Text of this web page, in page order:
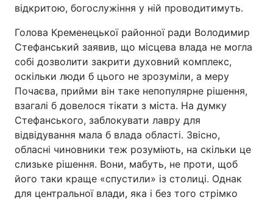
відкритою, богослужіння у ній проводитимуть.
Голова Кременецької районної ради Володимир
Стефанський заявив, що місцева влада не могла
собі дозволити закрити духовний комплекс,
оскільки люди б цього не зрозуміли, а меру
Почаєва, прийми він таке непопулярне рішення,
взагалі б довелося тікати з міста. На думку
Стефанського, заблокувати лавру для
відвідування мала б влада області. Звісно,
обласні чиновники теж розуміють, на скільки це
слизьке рішення. Вони, мабуть, не проти, щоб
його таки краще «спустили» із столиці. Однак
для центральної влади, яка і без того стрімко